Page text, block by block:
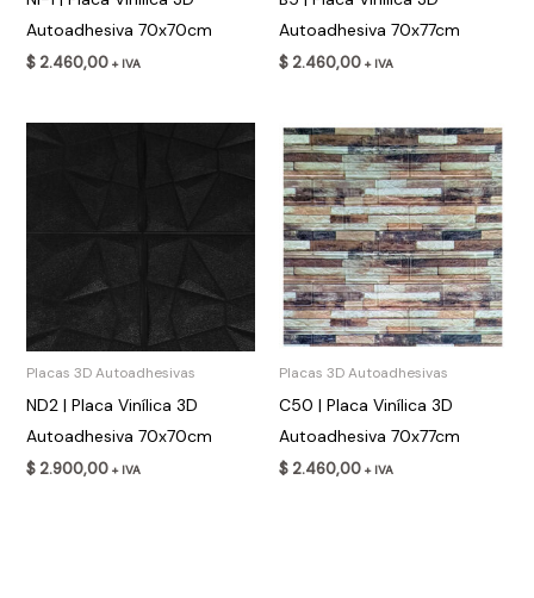
Autoadhesiva 70x70cm
$2.460,00 + IVA
Autoadhesiva 70x77cm
$ 2.460,00 + IVA
Placas 3D Autoadhesivas
ND2 | Placa Vinílica 3D
Autoadhesiva 70x70cm
$2.900,00 + IVA
Placas 3D Autoadhesivas
C50 | Placa Vinílica 3D
Autoadhesiva 70x77cm
$ 2.460,00 + IVA